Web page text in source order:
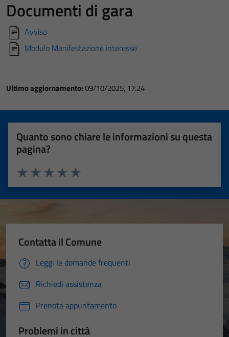
Documenti di gara
Avviso
Modulo Manifestazione interesse
Ultimo aggiornamento:09/10/2025, 17:24
Quanto sono chiare le informazioni su questa
pagina?
Valuta 5 stelle su 5
Valuta 4 stelle su 5
Valuta 3 stelle su 5
Valuta 2 stelle su 5
Valuta 1 stelle su 5
Contatta il Comune
Leggi le domande frequenti
Richiedi assistenza
Prenota appuntamento
Problemi in città